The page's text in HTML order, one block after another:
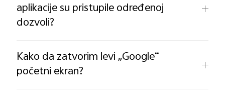
aplikacije su pristupile određenoj
dozvoli?
Kako da zatvorim levi „Google“
početni ekran?